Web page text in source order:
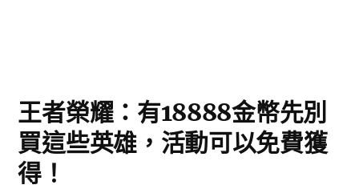
王者榮耀：有18888金幣先別
買這些英雄，活動可以免費獲
得！